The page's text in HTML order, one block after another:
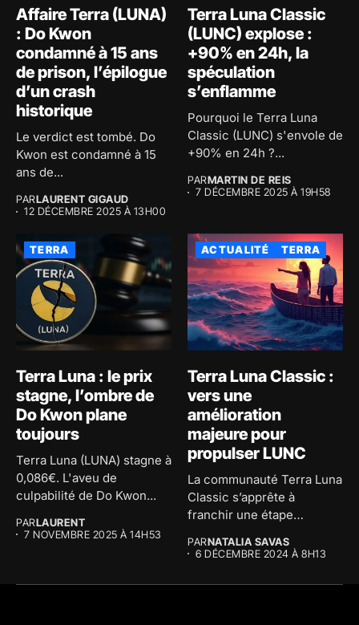
Affaire Terra (LUNA)
: Do Kwon
condamné à 15 ans
de prison, l’épilogue
d’un crash
historique
Le verdict est tombé. Do
Kwon est condamné à 15
ans de...
PARLAURENT GIGAUD
12 DÉCEMBRE 2025 À 13H00
Terra Luna Classic
(LUNC) explose :
+90% en 24h, la
spéculation
s’enflamme
Pourquoi le Terra Luna
Classic (LUNC) s'envole de
+90% en 24h ?...
PARMARTIN DE REIS
7 DÉCEMBRE 2025 À 19H58
TERRA
Terra Luna : le prix
stagne, l’ombre de
Do Kwon plane
toujours
Terra Luna (LUNA) stagne à
0,086€. L'aveu de
culpabilité de Do Kwon...
PARLAURENT
7 NOVEMBRE 2025 À 14H53
ACTUALITÉ TERRA
Terra Luna Classic :
vers une
amélioration
majeure pour
propulser LUNC
La communauté Terra Luna
Classic s’apprête à
franchir une étape
PARNATALIA SAVAS
6 DÉCEMBRE 2024 À 8H13